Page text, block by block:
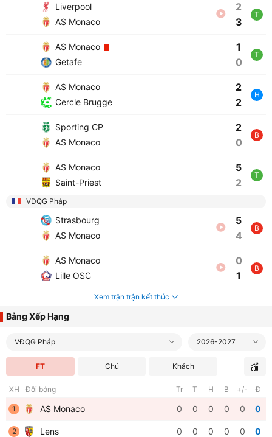
Liverpool
AS Monaco
2
3
T
AS Monaco
Getafe
1
0
T
AS Monaco
Cercle Brugge
2
2
H
Sporting CP
AS Monaco
2
0
B
AS Monaco
Saint-Priest
5
2
T
VĐQG Pháp
Strasbourg
AS Monaco
5
4
B
AS Monaco
Lille OSC
0
1
B
Xem trận trận kết thúc
Bảng Xếp Hạng
VĐQG Pháp 2026-2027
FT Chủ Khách
XH Đội bóng Tr T H B +/- Đ
1 AS Monaco 0 0 0 0 0 0
2 Lens 0 0 0 0 0 0